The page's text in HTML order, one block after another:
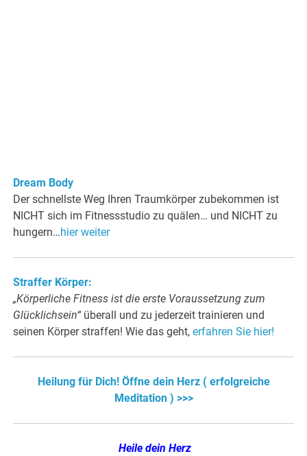
Dream Body
Der schnellste Weg Ihren Traumkörper zubekommen ist
NICHT sich im Fitnessstudio zu quälen… und NICHT zu
hungern…hier weiter
Straffer Körper:
„Körperliche Fitness ist die erste Voraussetzung zum
Glücklichsein“überall und zu jederzeit trainieren und
seinen Körper straffen! Wie das geht,erfahren Sie hier!
Heilung für Dich! Öffne dein Herz ( erfolgreiche
Meditation ) >>>
Heile dein Herz